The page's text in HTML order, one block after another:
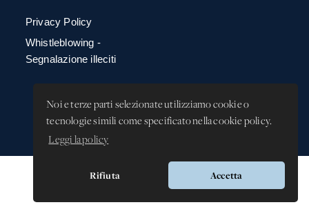
Noi e terze parti selezionate utilizziamo cookie o
tecnologie simili come specificato nella cookie policy.
Leggi la policy
Rifiuta Accetta
Privacy Policy
Whistleblowing -
Segnalazione illeciti
Versione app: 3.64.2 (18ea8745)